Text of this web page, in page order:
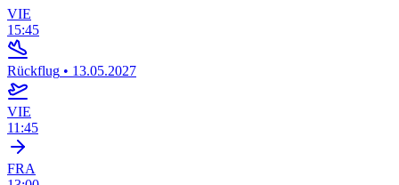
VIE
15:45
Rückflug • 13.05.2027
VIE
11:45
FRA